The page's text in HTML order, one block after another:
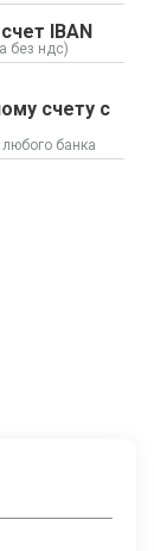
IBAN
без ндс)
счету с
любого банка